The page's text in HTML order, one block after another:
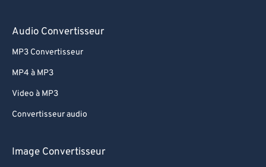
Audio Convertisseur
MP3 Convertisseur
MP4 à MP3
Video à MP3
Convertisseur audio
Image Convertisseur